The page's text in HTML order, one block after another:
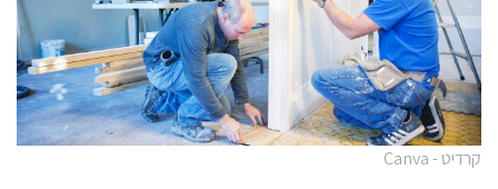
קרדיט - Canva